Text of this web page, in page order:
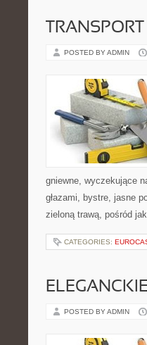
POSTED BY ADMIN
gniewne, wyczekujące
głazami, bystre, jasne
zieloną trawą, pośród
CATEGORIES:
POSTED BY ADMIN